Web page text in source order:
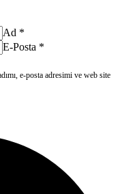
Ad *
E-Posta *
e-posta adresimi ve web site